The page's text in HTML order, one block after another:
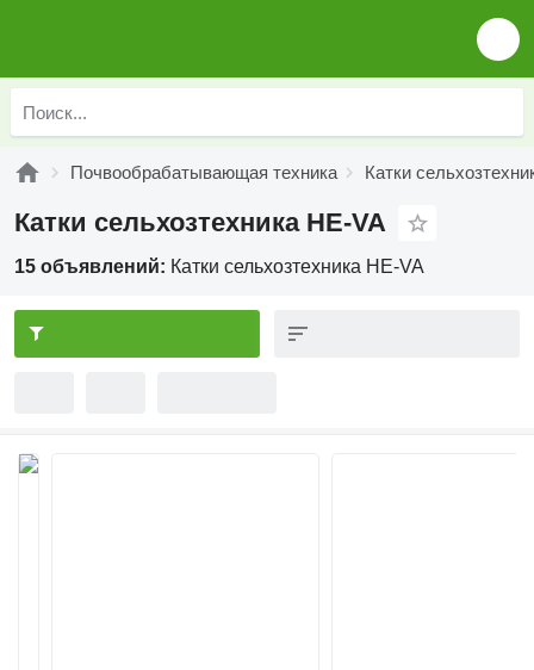
Почвообрабатывающая техника Катки
Катки сельхозтехника HE-VA
15 объявлений: Катки сельхозтехника HE-VA